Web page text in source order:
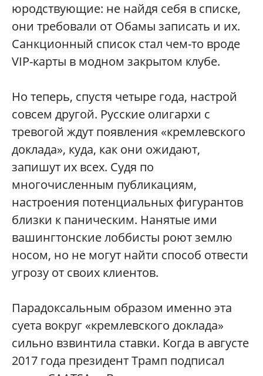
юродствующие: не найдя себя в списке,
они требовали от Обамы записать и их.
Санкционный список стал чем-то вроде
VIP-карты в модном закрытом клубе.
Но теперь, спустя четыре года, настрой
совсем другой. Русские олигархи с
тревогой ждут появления «кремлевского
доклада», куда, как они ожидают,
запишут их всех. Судя по
многочисленным публикациям,
настроения потенциальных фигурантов
близки к паническим. Нанятые ими
вашингтонские лоббисты роют землю
носом, но не могут найти способ отвести
угрозу от своих клиентов.
Парадоксальным образом именно эта
суета вокруг «кремлевского доклада»
сильно взвинтила ставки. Когда в августе
2017 года президент Трамп подписал